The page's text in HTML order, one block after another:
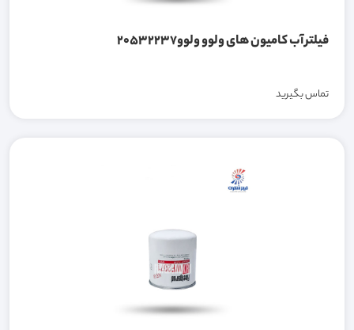
فیلتر آب کامیون های ولوو ولوو20532237
تماس بگیرید